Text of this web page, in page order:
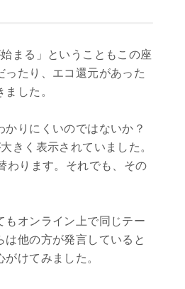
まる」ということもこの座
たり、エコ還元があった
した。
りにくいのではないか？
きく表示されていました。
わります。それでも、その
もオンライン上で同じテー
他の方が発言していると
けてみました。